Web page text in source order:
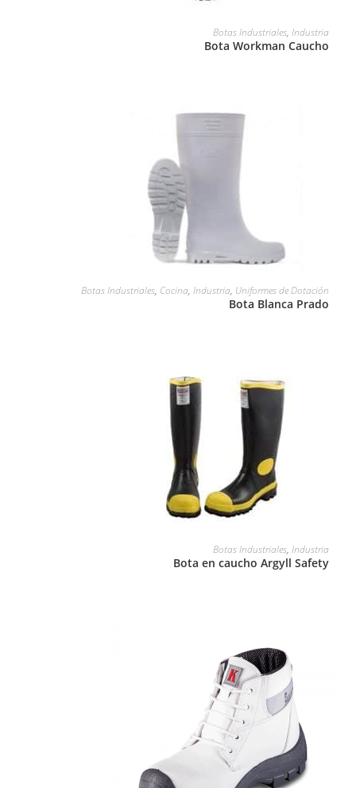
Botas Industriales,Industria
Bota Workman Caucho
LEER MÁS
Botas Industriales, Cocina,Industria, Uniformes de Dotación
Bota Blanca Prado
Botas Industriales,Industria
Bota en caucho Argyll Safety